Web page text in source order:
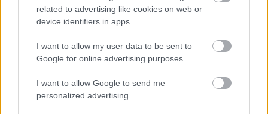
related to advertising like cookies on web or
device identifiers in apps.
I want to allow my user data to be sent to
Google for online advertising purposes.
I want to allow Google to send me
personalized advertising.
Mielőtt rozmaringolajjal dúsítanád a
hajad, olvasd el, mit gondol róla a
tudomány!